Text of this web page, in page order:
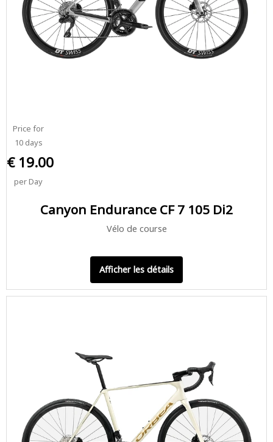
Price for
10 days
€ 19.00
per Day
Canyon Endurance CF 7 105 Di2
Vélo de course
Afficher les détails